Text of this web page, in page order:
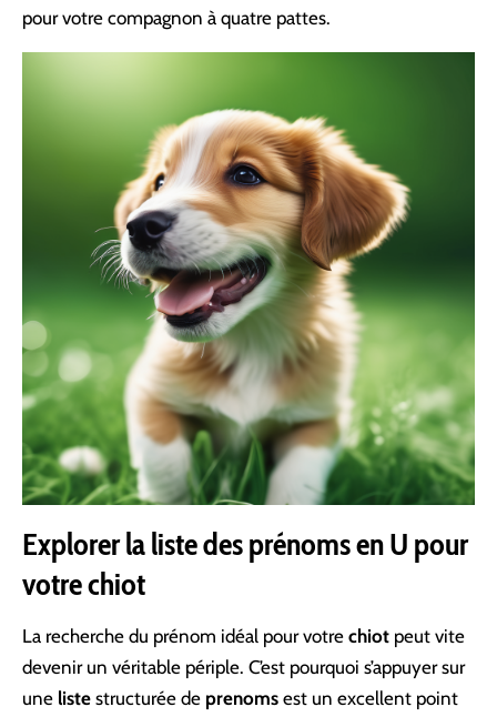
pour votre compagnon à quatre pattes.
Explorer la liste des prénoms en U pour
votre chiot
La recherche du prénom idéal pour votre chiot peut vite
devenir un véritable périple. C’est pourquoi s’appuyer sur
une liste structurée de prenoms est un excellent point